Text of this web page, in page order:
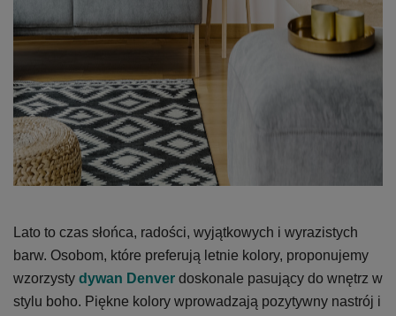
Lato to czas słońca, radości, wyjątkowych i wyrazistych
barw. Osobom, które preferują letnie kolory, proponujemy
wzorzysty dywan Denver doskonale pasujący do wnętrz w
stylu boho. Piękne kolory wprowadzają pozytywny nastrój i